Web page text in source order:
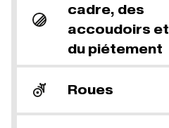
cadre, des
accoudoirs et
du piétement
Roues